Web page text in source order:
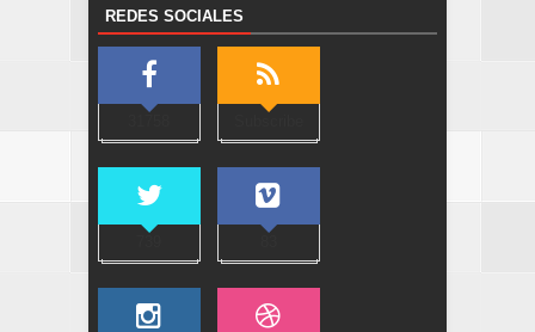
REDES SOCIALES